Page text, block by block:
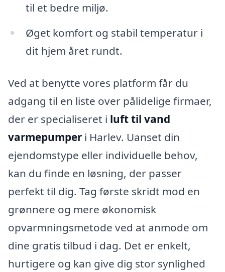
til et bedre miljø.
Øget komfort og stabil temperatur i
dit hjem året rundt.
Ved at benytte vores platform får du
adgang til en liste over pålidelige firmaer,
der er specialiseret i luft til vand
varmepumper i Harlev. Uanset din
ejendomstype eller individuelle behov,
kan du finde en løsning, der passer
perfekt til dig. Tag første skridt mod en
grønnere og mere økonomisk
opvarmningsmetode ved at anmode om
dine gratis tilbud i dag. Det er enkelt,
hurtigere og kan give dig stor synlighed